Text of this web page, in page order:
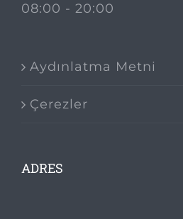
08:00 - 20:00
Aydınlatma Metni
Çerezler
ADRES